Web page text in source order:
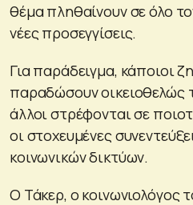
θέμα πληθαίνουν σε όλο
νέες προσεγγίσεις.
Για παράδειγμα, κάποιοι
παραδώσουν οικειοθελώς
άλλοι στρέφονται σε
οι στοχευμένες
κοινωνικών δικτύων.
Ο Τάκερ, ο κοινωνιολόγος